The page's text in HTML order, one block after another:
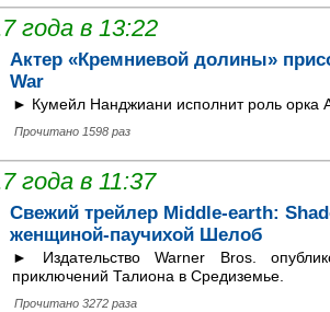
года в 13:22
Актер «Кремниевой долины»
War
► Кумейл Нанджиани исполнит роль орка
Прочитано 1598 раз
года в 11:37
Свежий трейлер Middle-earth:
женщиной-паучихой Шелоб
► Издательство Warner Bros.
приключений Талиона в Средиземье.
Прочитано 3272 раза